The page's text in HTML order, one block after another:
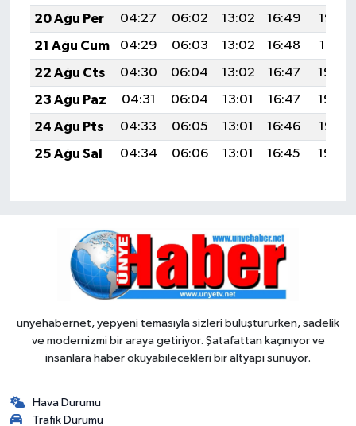
20 Ağu Per
04:27 06:02 13:02 16:49
19:53
21 Ağu Cum
04:29 06:03 13:02 16:48
19:51
22 Ağu Cts
04:30 06:04 13:02 16:47
19:50
23 Ağu Paz
04:31 06:04 13:01 16:47
19:48
24 Ağu Pts
04:33 06:05 13:01 16:46
19:47
25 Ağu Sal
04:34 06:06 13:01 16:45 19:45
unyehabernet, yepyeni temasıyla sizleri buluştururken, sadelik
ve modernizmi bir araya getiriyor. Şatafattan kaçınıyor ve
insanlara haber okuyabilecekleri bir altyapı sunuyor.
Hava Durumu
Trafik Durumu